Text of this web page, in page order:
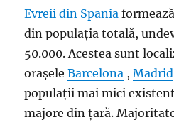
Evreii din Spania
din populația totală,
50.000. Acestea sunt
orașeleBarcelona ,​​Madrid
populații mai mici
majore din țară.